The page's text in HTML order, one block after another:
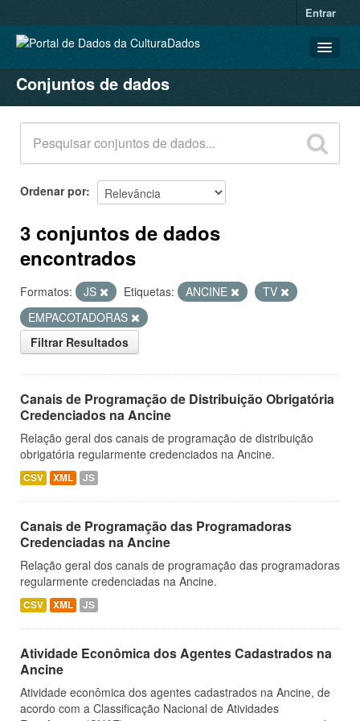
Entrar
CONJUNTOS DE DADOS
ORGANIZAÇÕES
GRUPOS
SOBRE
Conjuntos de dados
Ordenar por
3 conjuntos de dados
encontrados
Formatos: JS Etiquetas: ANCINE
TV
EMPACOTADORAS
Filtrar Resultados
Canais de Programação de Distribuição Obrigatória
Credenciados na Ancine
Relação geral dos canais de programação de distribuição
obrigatória regularmente credenciados na Ancine.
CSV XML JS
Canais de Programação das Programadoras
Credenciadas na Ancine
Relação geral dos canais de programação das programadoras
regularmente credenciadas na Ancine.
CSV XML JS
Atividade Econômica dos Agentes Cadastrados na
Ancine
Atividade econômica dos agentes cadastrados na Ancine, de
acordo com a Classificação Nacional de Atividades